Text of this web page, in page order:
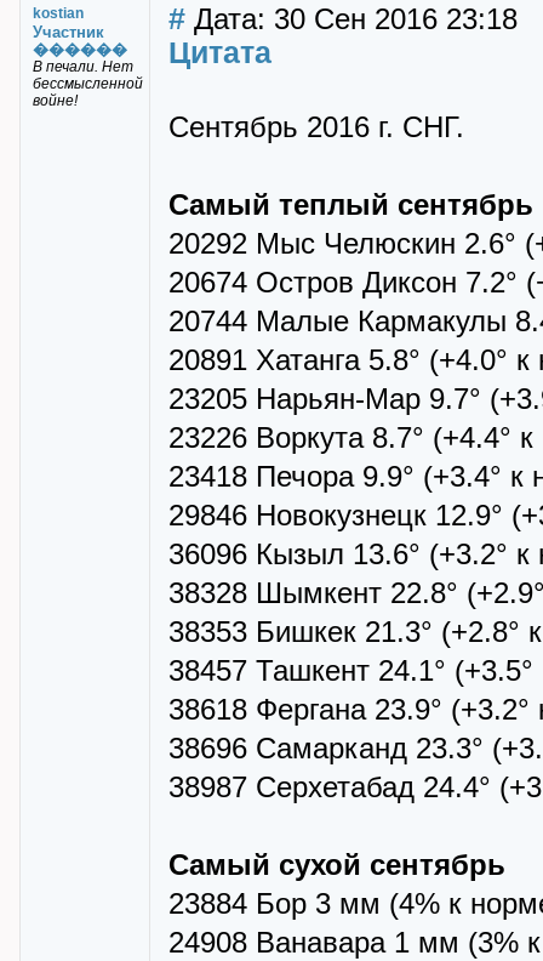
kostian
Участник
������
В печали. Нет
бессмысленной
войне!
# Дата: 30 Сен 2016 23:18
Цитата
Сентябрь 2016 г. СНГ.
Самый теплый сентябрь
20292 Мыс Челюскин 2.6°
20674 Остров Диксон 7.2°
20744 Малые Кармакулы
20891 Хатанга 5.8° (+4.0°
23205 Нарьян-Мар 9.7°
23226 Воркута 8.7° (+4.4°
23418 Печора 9.9° (+3.4°
29846 Новокузнецк 12.9°
36096 Кызыл 13.6° (+3.2°
38328 Шымкент 22.8°
38353 Бишкек 21.3° (+2.8°
38457 Ташкент 24.1°
38618 Фергана 23.9°
38696 Самарканд 23.3°
38987 Серхетабад 24.4°
Самый сухой сентябрь
23884 Бор 3 мм (4% к
24908 Ванавара 1 мм (3%